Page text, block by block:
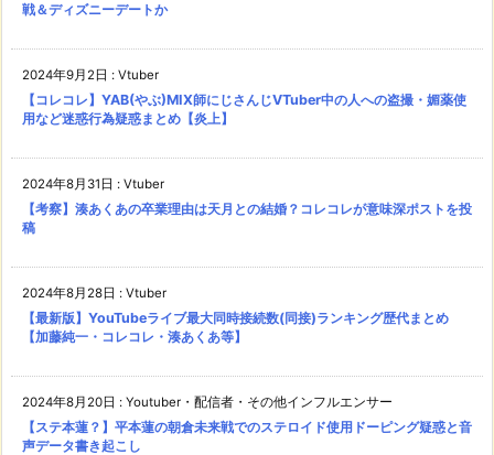
戦＆ディズニーデートか
2024年9月2日 : Vtuber
【コレコレ】YAB(やぶ)MIX師にじさんじVTuber中の人への盗撮・媚薬使
用など迷惑行為疑惑まとめ【炎上】
2024年8月31日 : Vtuber
【考察】湊あくあの卒業理由は天月との結婚？コレコレが意味深ポストを投
稿
2024年8月28日 : Vtuber
【最新版】YouTubeライブ最大同時接続数(同接)ランキング歴代まとめ
【加藤純一・コレコレ・湊あくあ等】
2024年8月20日 : Youtuber・配信者・その他インフルエンサー
【ステ本蓮？】平本蓮の朝倉未来戦でのステロイド使用ドーピング疑惑と音
声データ書き起こし